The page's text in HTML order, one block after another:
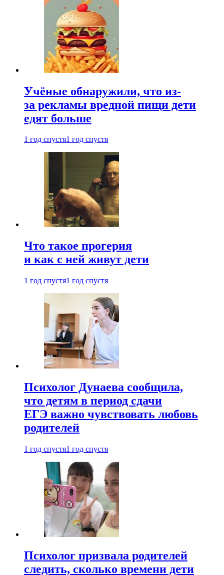
Учёные обнаружили, что из-
за рекламы вредной пищи дети
едят больше
1 год спустя1 год спустя
Что такое прогерия
и как с ней живут дети
1 год спустя1 год спустя
Психолог Дунаева сообщила,
что детям в период сдачи
ЕГЭ важно чувствовать любовь
родителей
1 год спустя1 год спустя
Психолог призвала родителей
следить, сколько времени дети